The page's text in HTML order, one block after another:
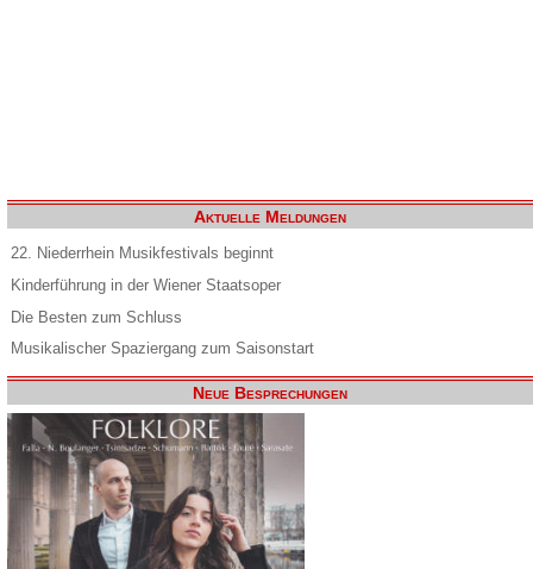
Aktuelle Meldungen
22. Niederrhein Musikfestivals beginnt
Kinderführung in der Wiener Staatsoper
Die Besten zum Schluss
Musikalischer Spaziergang zum Saisonstart
Neue Besprechungen